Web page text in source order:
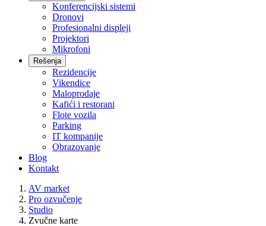
Konferencijski sistemi
Dronovi
Profesionalni displeji
Projektori
Mikrofoni
Rešenja
Rezidencije
Vikendice
Maloprodaje
Kafići i restorani
Flote vozila
Parking
IT kompanije
Obrazovanje
Blog
Kontakt
AV market
Pro ozvučenje
Studio
Zvučne karte